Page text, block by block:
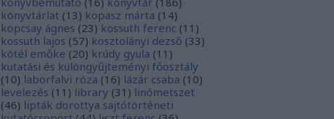
könyvtárlat (13) kopasz márta (14)
kopcsay ágnes (23) kossuth ferenc (11 )
kossuth lajos (57) kosztolányi dezső (33)
kötél emőke (20) krúdy gyula (11 )
kutatási és különgyűjteményi főosztály
(10) laborfalvi róza (16) lázár csaba (10)
levelezés (11 ) library (31 ) linómetszet
(46) lipták dorottya sajtótörténeti